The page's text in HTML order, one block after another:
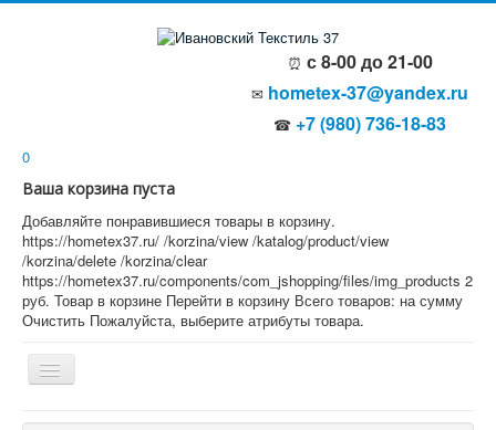
⏰ с 8-00 до 21-00
✉ hometex-37@yandex.ru
☎ +7 (980) 736-18-83
0
Ваша корзина пуста
Добавляйте понравившиеся товары в корзину.
https://hometex37.ru/ /korzina/view /katalog/product/view
/korzina/delete /korzina/clear
https://hometex37.ru/components/com_jshopping/files/img_products 2
руб. Товар в корзине Перейти в корзину Всего товаров: на сумму
Очистить Пожалуйста, выберите атрибуты товара.